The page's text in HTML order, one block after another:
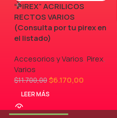
“PIREX” ACRILICOS
RECTOS VARIOS
(Consulta por tu pirex en
el listado)
Accesorios y Varios, Pirex,
Varios
$11.700,00$6.170,00
LEER MÁS